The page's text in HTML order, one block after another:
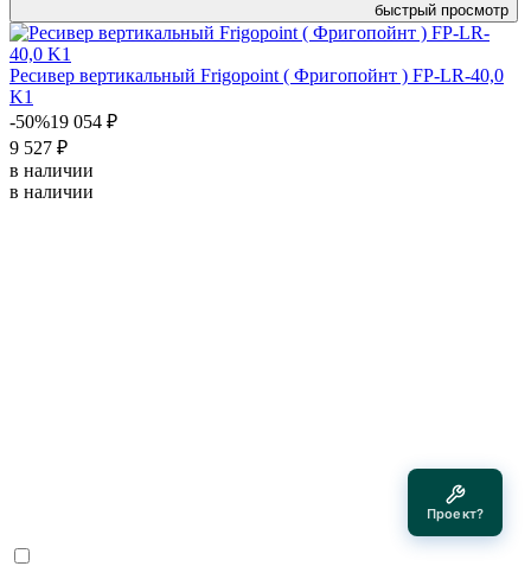
быстрый просмотр
Ресивер вертикальный Frigopoint ( Фригопойнт ) FP-LR-40,0
K1
-50%19 054 ₽
9 527 ₽
в наличии
в наличии
Проект?